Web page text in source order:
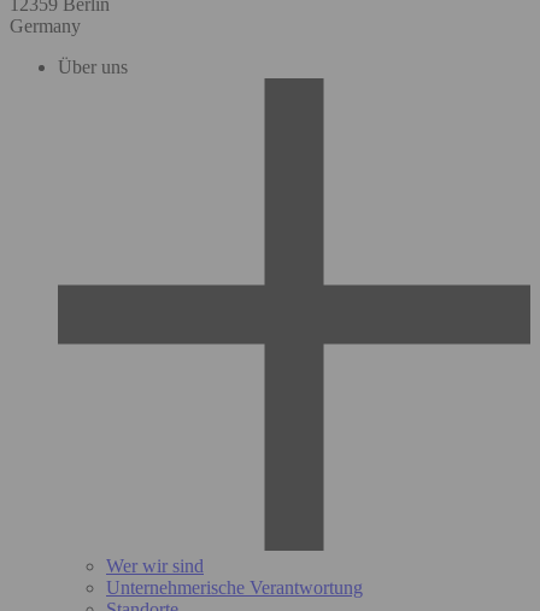
Germany
Über uns
Wer wir sind
Unternehmerische Verantwortung